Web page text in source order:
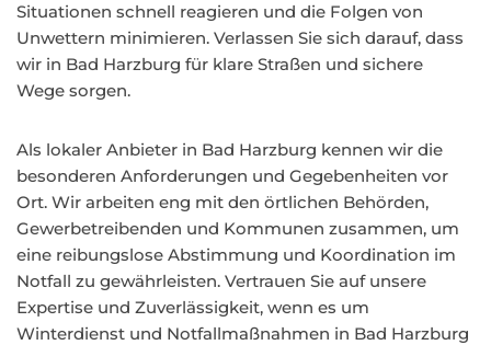
Situationen schnell reagieren und die Folgen von
Unwettern minimieren. Verlassen Sie sich darauf, dass
wir in Bad Harzburg für klare Straßen und sichere
Wege sorgen.
Als lokaler Anbieter in Bad Harzburg kennen wir die
besonderen Anforderungen und Gegebenheiten vor
Ort. Wir arbeiten eng mit den örtlichen Behörden,
Gewerbetreibenden und Kommunen zusammen, um
eine reibungslose Abstimmung und Koordination im
Notfall zu gewährleisten. Vertrauen Sie auf unsere
Expertise und Zuverlässigkeit, wenn es um
Winterdienst und Notfallmaßnahmen in Bad Harzburg